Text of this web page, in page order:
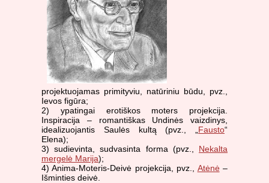
projektuojamas primityviu, natūriniu būdu, pvz.,
Ievos figūra;
2) ypatingai erotiškos moters projekcija.
Inspiracija – romantiškas Undinės vaizdinys,
idealizuojantis Saulės kultą (pvz., „ Fausto“
Elena);
3) sudievinta, sudvasinta forma (pvz., Nekalta
mergelė Marija);
4) Anima-Moteris-Deivė projekcija, pvz., Atėnė–
Išminties deivė.